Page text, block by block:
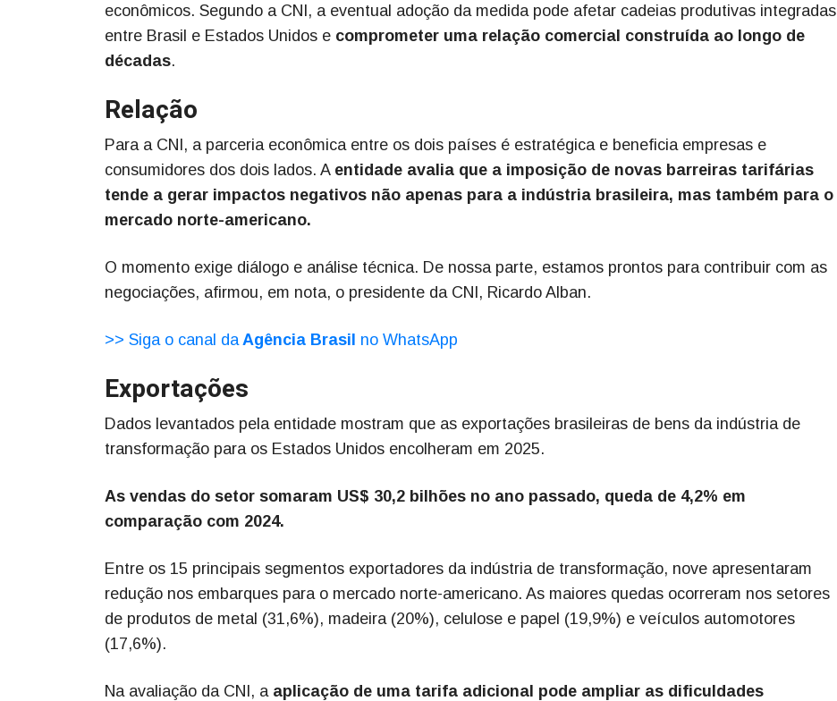
econômicos. Segundo a CNI, a eventual adoção da medida pode afetar cadeias produtivas integradas
entre Brasil e Estados Unidos e comprometer uma relação comercial construída ao longo de
décadas.
Relação
Para a CNI, a parceria econômica entre os dois países é estratégica e beneficia empresas e
consumidores dos dois lados. A entidade avalia que a imposição de novas barreiras tarifárias
tende a gerar impactos negativos não apenas para a indústria brasileira, mas também para o
mercado norte-americano.
O momento exige diálogo e análise técnica. De nossa parte, estamos prontos para contribuir com as
negociações, afirmou, em nota, o presidente da CNI, Ricardo Alban.
>> Siga o canal daAgência Brasil no WhatsApp
Exportações
Dados levantados pela entidade mostram que as exportações brasileiras de bens da indústria de
transformação para os Estados Unidos encolheram em 2025.
As vendas do setor somaram US$ 30,2 bilhões no ano passado, queda de 4,2% em
comparação com 2024.
Entre os 15 principais segmentos exportadores da indústria de transformação, nove apresentaram
redução nos embarques para o mercado norte-americano. As maiores quedas ocorreram nos setores
de produtos de metal (31,6%), madeira (20%), celulose e papel (19,9%) e veículos automotores
(17,6%).
Na avaliação da CNI, a aplicação de uma tarifa adicional pode ampliar as dificuldades